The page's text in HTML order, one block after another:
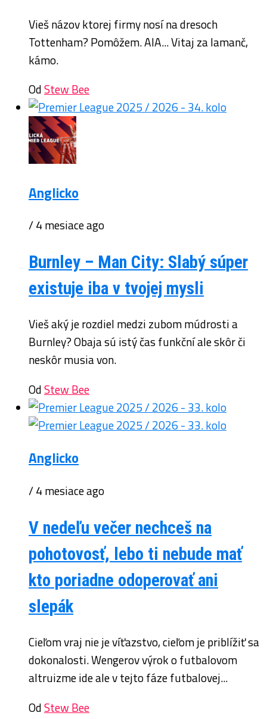
Vieš názov ktorej firmy nosí na dresoch
Tottenham? Pomôžem. AIA... Vitaj za lamanč,
kámo.
OdStew Bee
Anglicko
/ 4 mesiace ago
Burnley – Man City: Slabý súper
existuje iba v tvojej mysli
Vieš aký je rozdiel medzi zubom múdrosti a
Burnley? Obaja sú istý čas funkční ale skôr či
neskôr musia von.
OdStew Bee
Anglicko
/ 4 mesiace ago
V nedeľu večer nechceš na
pohotovosť, lebo ti nebude mať
kto poriadne odoperovať ani
slepák
Cieľom vraj nie je víťazstvo, cieľom je priblížiť sa
dokonalosti. Wengerov výrok o futbalovom
altruizme ide ale v tejto fáze futbalovej...
OdStew Bee